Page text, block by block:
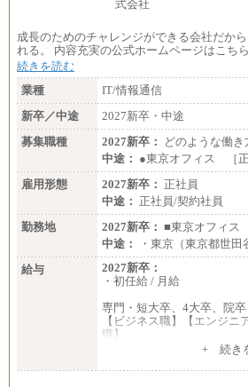
成長のためのチャレンジができる会社だか
れる。 内容充実の公式ホームページはこち
続きを読む
業種
IT/情報通信
新卒／中途
2027新卒・中途
募集職種
2027新卒：
どのような働
中途： ●東京オフィス ［
雇用形態
2027新卒： 正社員
中途： 正社員/契約社員
勤務地
2027新卒： ■東京オフィ
中途：
・東京（東京都世
給与
2027新卒：
・初任給 / 月給
専門・短大卒、4大卒、院卒
【ビジネス職】【エンジ
職】
※試用期間中も給与に変更
+ 続き